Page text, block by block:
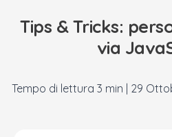
Tips & Tricks:
via
29